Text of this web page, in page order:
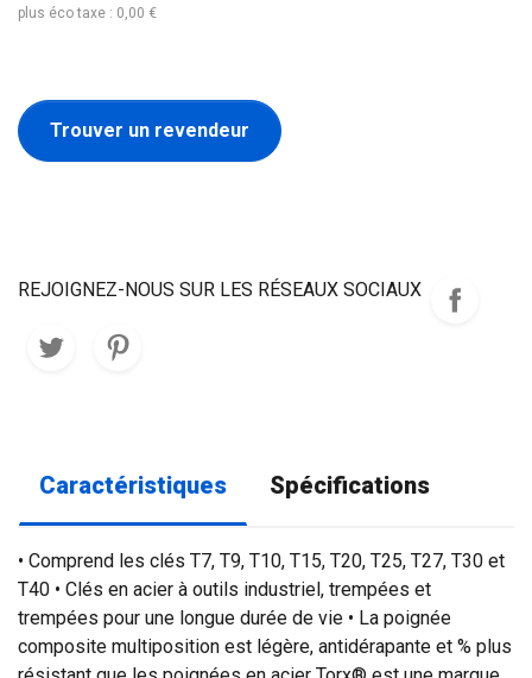
plus éco taxe : 0,00 €
Trouver un revendeur
REJOIGNEZ-NOUS SUR LES RÉSEAUX SOCIAUX
Caractéristiques Spécifications
• Comprend les clés T7, T9, T10, T15, T20, T25, T27, T30 et
T40 • Clés en acier à outils industriel, trempées et
trempées pour une longue durée de vie • La poignée
composite multiposition est légère, antidérapante et % plus